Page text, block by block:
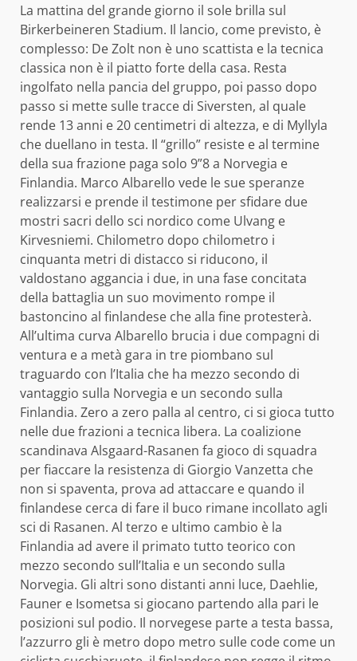
La mattina del grande giorno il sole brilla sul
Birkerbeineren Stadium. Il lancio, come previsto, è
complesso: De Zolt non è uno scattista e la tecnica
classica non è il piatto forte della casa. Resta
ingolfato nella pancia del gruppo, poi passo dopo
passo si mette sulle tracce di Siversten, al quale
rende 13 anni e 20 centimetri di altezza, e di Myllyla
che duellano in testa. Il “grillo” resiste e al termine
della sua frazione paga solo 9”8 a Norvegia e
Finlandia. Marco Albarello vede le sue speranze
realizzarsi e prende il testimone per sfidare due
mostri sacri dello sci nordico come Ulvang e
Kirvesniemi. Chilometro dopo chilometro i
cinquanta metri di distacco si riducono, il
valdostano aggancia i due, in una fase concitata
della battaglia un suo movimento rompe il
bastoncino al finlandese che alla fine protesterà.
All’ultima curva Albarello brucia i due compagni di
ventura e a metà gara in tre piombano sul
traguardo con l’Italia che ha mezzo secondo di
vantaggio sulla Norvegia e un secondo sulla
Finlandia. Zero a zero palla al centro, ci si gioca tutto
nelle due frazioni a tecnica libera. La coalizione
scandinava Alsgaard-Rasanen fa gioco di squadra
per fiaccare la resistenza di Giorgio Vanzetta che
non si spaventa, prova ad attaccare e quando il
finlandese cerca di fare il buco rimane incollato agli
sci di Rasanen. Al terzo e ultimo cambio è la
Finlandia ad avere il primato tutto teorico con
mezzo secondo sull’Italia e un secondo sulla
Norvegia. Gli altri sono distanti anni luce, Daehlie,
Fauner e Isometsa si giocano partendo alla pari le
posizioni sul podio. Il norvegese parte a testa bassa,
l’azzurro gli è metro dopo metro sulle code come un